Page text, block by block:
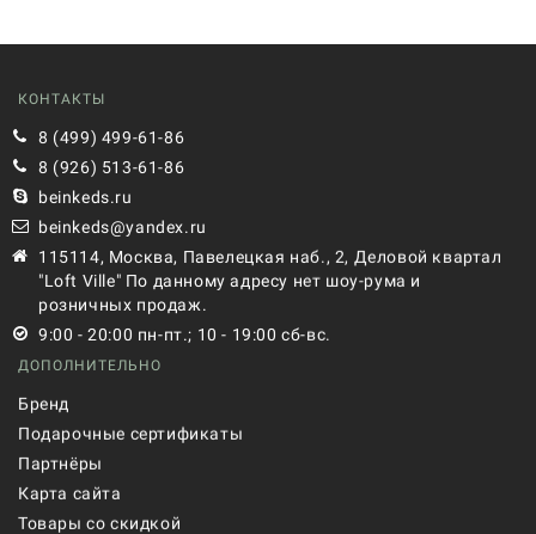
КОНТАКТЫ
8 (499) 499-61-86
8 (926) 513-61-86
beinkeds.ru
beinkeds@yandex.ru
115114, Москва, Павелецкая наб., 2, Деловой квартал
"Loft Ville" По данному адресу нет шоу-рума и
розничных продаж.
9:00 - 20:00 пн-пт.; 10 - 19:00 сб-вс.
ДОПОЛНИТЕЛЬНО
Бренд
Подарочные сертификаты
Партнёры
Карта сайта
Товары со скидкой